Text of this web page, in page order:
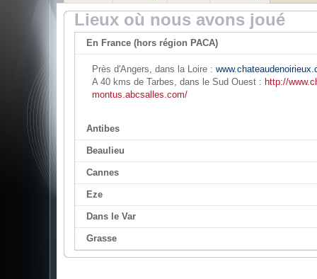
Lieux où nous avons joué
En France (hors région PACA)
Près d'Angers, dans la Loire :
A 40 kms de Tarbes, dans le Sud Ouest : http://
montus.abcsalles.com/
Antibes
Beaulieu
Cannes
Eze
Dans le Var
Grasse